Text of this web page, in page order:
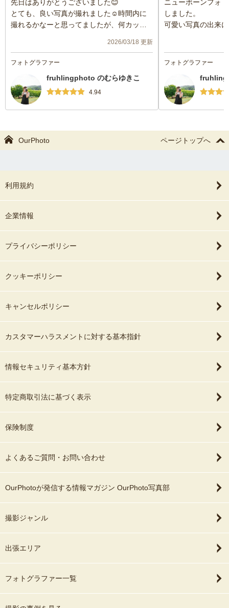
先日はありがとうございました😊
とても、良い写真が撮れました☺️時間内に
撮れるかなーと思ってましたが、何カット
仕上がりました😍またの機会もお願いした
いと思います。
2026/03/18 更新
フォトグラファー
fruhlingphoto のむらゆきこ
4.94
ニューボーンフォ
しました。
可愛い写真の出来
ろいろなアイデア
とても素敵なフォ
ありがとうござい
フォトグラファー
OurPhoto ページトップへ
利用規約
企業情報
プライバシーポリシー
クッキーポリシー
キャンセルポリシー
カスタマーハラスメントに対する基本指針
情報セキュリティ基本方針
特定商取引法に基づく表示
保険制度
よくあるご質問・お問い合わせ
OurPhotoが発信する情報マガジン OurPhoto写真部
撮影ジャンル
出張エリア
フォトグラファー一覧